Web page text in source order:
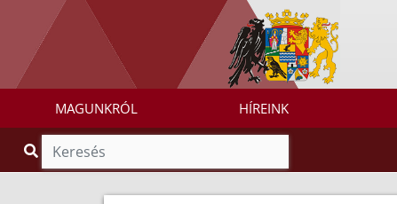
MAGUNKRÓL HÍREINK